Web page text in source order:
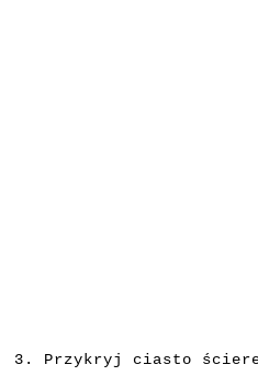
3. Przykryj
ciasto